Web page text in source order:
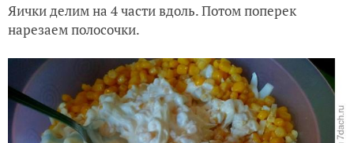
Яички делим на 4 части вдоль. Потом поперек
нарезаем полосочки.